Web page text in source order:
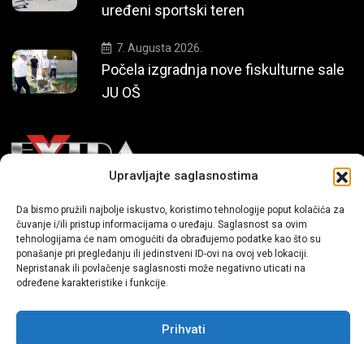
Upravljajte saglasnostima
Da bismo pružili najbolje iskustvo, koristimo tehnologije poput kolačića za
čuvanje i/ili pristup informacijama o uređaju. Saglasnost sa ovim
tehnologijama će nam omogućiti da obrađujemo podatke kao što su
ponašanje pri pregledanju ili jedinstveni ID-ovi na ovoj veb lokaciji.
Nepristanak ili povlačenje saglasnosti može negativno uticati na
određene karakteristike i funkcije.
Prihvati
uređeni sportski teren
7. Augusta 2026.
Počela izgradnja nove fiskulturne sale
JU OŠ
Mi smo moderni portal zabavnog karaktera koji donosi vijesti i
priče iz života, svijeta showbiza, lifestyle-a i popularne kulture.